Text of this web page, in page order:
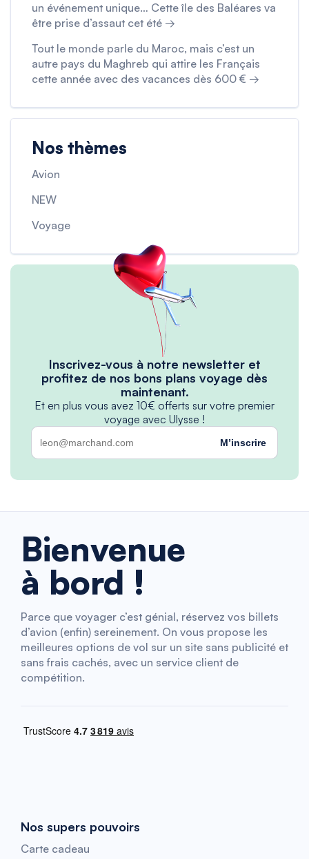
un événement unique… Cette île des Baléares va
être prise d’assaut cet été →
Tout le monde parle du Maroc, mais c’est un
autre pays du Maghreb qui attire les Français
cette année avec des vacances dès 600 € →
Nos thèmes
Avion
NEW
Voyage
Inscrivez-vous à notre newsletter et
profitez de nos bons plans voyage dès
maintenant.
Et en plus vous avez 10€ offerts sur votre premier
voyage avec Ulysse !
M’inscrire
Bienvenue
à bord !
Parce que voyager c’est génial, réservez vos billets
d’avion (enfin) sereinement. On vous propose les
meilleures options de vol sur un site sans publicité et
sans frais cachés, avec un service client de
compétition.
Nos supers pouvoirs
Carte cadeau